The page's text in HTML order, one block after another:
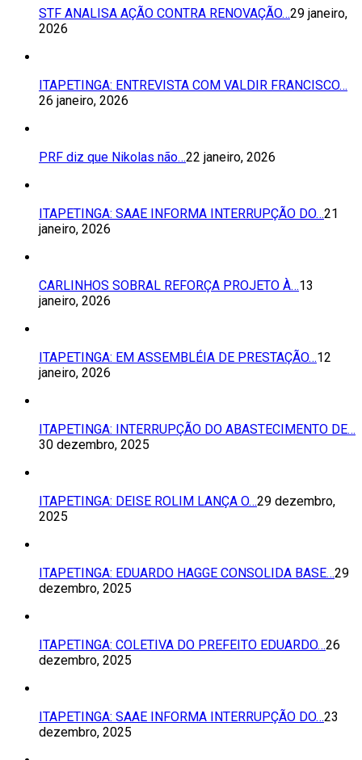
STF ANALISA AÇÃO CONTRA RENOVAÇÃO…29 janeiro,
2026
ITAPETINGA: ENTREVISTA COM VALDIR FRANCISCO…
26 janeiro, 2026
PRF diz que Nikolas não…22 janeiro, 2026
ITAPETINGA: SAAE INFORMA INTERRUPÇÃO DO…21
janeiro, 2026
CARLINHOS SOBRAL REFORÇA PROJETO À…13
janeiro, 2026
ITAPETINGA: EM ASSEMBLÉIA DE PRESTAÇÃO…12
janeiro, 2026
ITAPETINGA: INTERRUPÇÃO DO ABASTECIMENTO DE…
30 dezembro, 2025
ITAPETINGA: DEISE ROLIM LANÇA O…29 dezembro,
2025
ITAPETINGA: EDUARDO HAGGE CONSOLIDA BASE…29
dezembro, 2025
ITAPETINGA: COLETIVA DO PREFEITO EDUARDO…26
dezembro, 2025
ITAPETINGA: SAAE INFORMA INTERRUPÇÃO DO…23
dezembro, 2025